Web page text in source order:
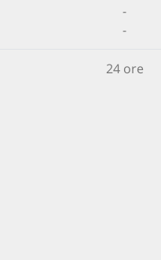
-
-
24 ore